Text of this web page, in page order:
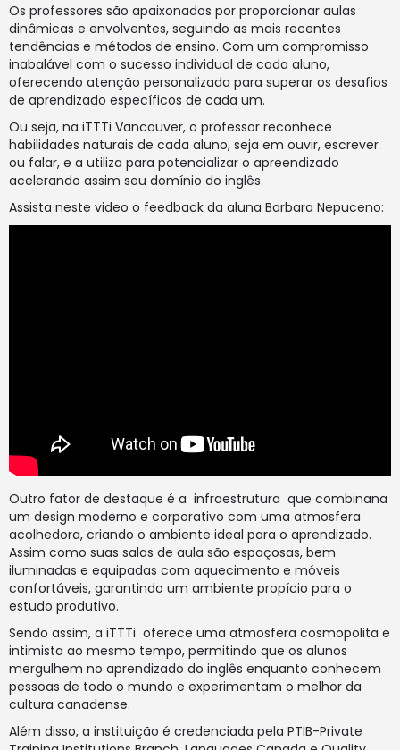
Os professores são apaixonados por proporcionar aulas
dinâmicas e envolventes, seguindo as mais recentes
tendências e métodos de ensino. Com um compromisso
inabalável com o sucesso individual de cada aluno,
oferecendo atenção personalizada para superar os desafios
de aprendizado específicos de cada um.
Ou seja, na iTTTi Vancouver, o professor reconhece
habilidades naturais de cada aluno, seja em ouvir, escrever
ou falar, e a utiliza para potencializar o apreendizado
acelerando assim seu domínio do inglês.
Assista neste video o feedback da aluna Barbara Nepuceno:
Outro fator de destaque é a infraestrutura que combinana
um design moderno e corporativo com uma atmosfera
acolhedora, criando o ambiente ideal para o aprendizado.
Assim como suas salas de aula são espaçosas, bem
iluminadas e equipadas com aquecimento e móveis
confortáveis, garantindo um ambiente propício para o
estudo produtivo.
Sendo assim, a iTTTi oferece uma atmosfera cosmopolita e
intimista ao mesmo tempo, permitindo que os alunos
mergulhem no aprendizado do inglês enquanto conhecem
pessoas de todo o mundo e experimentam o melhor da
cultura canadense.
Além disso, a instituição é credenciada pela PTIB-Private